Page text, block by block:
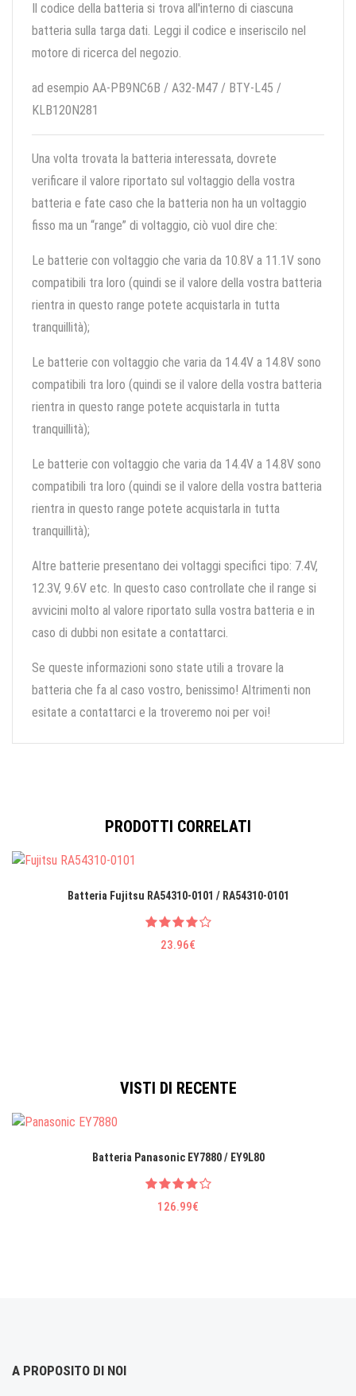
Il codice della batteria si trova all'interno di ciascuna
batteria sulla targa dati. Leggi il codice e inseriscilo nel
motore di ricerca del negozio.
ad esempio AA-PB9NC6B / A32-M47 / BTY-L45 /
KLB120N281
Una volta trovata la batteria interessata, dovrete
verificare il valore riportato sul voltaggio della vostra
batteria e fate caso che la batteria non ha un voltaggio
fisso ma un “range” di voltaggio, ciò vuol dire che:
Le batterie con voltaggio che varia da 10.8V a 11.1V sono
compatibili tra loro (quindi se il valore della vostra batteria
rientra in questo range potete acquistarla in tutta
tranquillità);
Le batterie con voltaggio che varia da 14.4V a 14.8V sono
compatibili tra loro (quindi se il valore della vostra batteria
rientra in questo range potete acquistarla in tutta
tranquillità);
Le batterie con voltaggio che varia da 14.4V a 14.8V sono
compatibili tra loro (quindi se il valore della vostra batteria
rientra in questo range potete acquistarla in tutta
tranquillità);
Altre batterie presentano dei voltaggi specifici tipo: 7.4V,
12.3V, 9.6V etc. In questo caso controllate che il range si
avvicini molto al valore riportato sulla vostra batteria e in
caso di dubbi non esitate a contattarci.
Se queste informazioni sono state utili a trovare la
batteria che fa al caso vostro, benissimo! Altrimenti non
esitate a contattarci e la troveremo noi per voi!
PRODOTTI CORRELATI
Batteria Fujitsu RA54310-0101 / RA54310-0101
23.96€
VISTI DI RECENTE
Batteria Panasonic EY7880 / EY9L80
126.99€
A PROPOSITO DI NOI